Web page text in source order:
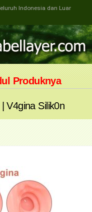
Indonesia dan Luar
Produknya
|V4gina Silik0n